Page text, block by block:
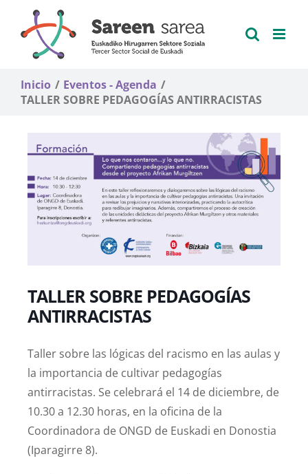
contenido
Inicio
Eventos - Agenda
TALLER SOBRE PEDAGOGÍAS ANTIRRACISTAS
TALLER SOBRE PEDAGOGÍAS
ANTIRRACISTAS
Taller sobre las lógicas del racismo en las aulas y
la importancia de cultivar pedagogías
antirracistas. Se celebrará el 14 de diciembre, de
10.30 a 12.30 horas, en la oficina de la
Coordinadora de ONGD de Euskadi en Donostia
(Iparagirre 8).